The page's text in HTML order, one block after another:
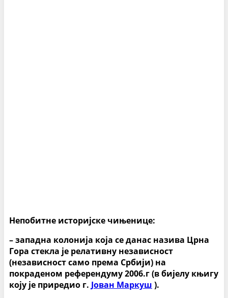
Непобитне историјске чињенице:
– западна колонија која се данас назива Црна
Гора стекла је релативну независност
(независност само према Србији) на
покраденом референдуму 2006.г (в бијелу књигу
коју је приредио г. Јован Маркуш ).